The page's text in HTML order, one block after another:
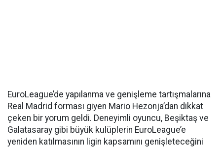
EuroLeague’de yapılanma ve genişleme tartışmalarına
Real Madrid forması giyen Mario Hezonja’dan dikkat
çeken bir yorum geldi. Deneyimli oyuncu, Beşiktaş ve
Galatasaray gibi büyük kulüplerin EuroLeague’e
yeniden katılmasının ligin kapsamını genişleteceğini